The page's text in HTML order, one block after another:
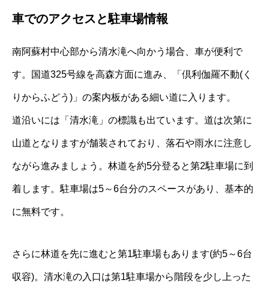
車でのアクセスと駐車場情報
南阿蘇村中心部から清水滝へ向かう場合、車が便利で
す。国道325号線を高森方面に進み、「倶利伽羅不動(く
りからふどう)」の案内板がある細い道に入ります。
道沿いには「清水滝」の標識も出ています。道は次第に
山道となりますが舗装されており、落石や雨水に注意し
ながら進みましょう。林道を約5分登ると第2駐車場に到
着します。駐車場は5～6台分のスペースがあり、基本的
に無料です。
さらに林道を先に進むと第1駐車場もあります(約5～6台
収容)。清水滝の入口は第1駐車場から階段を少し上った